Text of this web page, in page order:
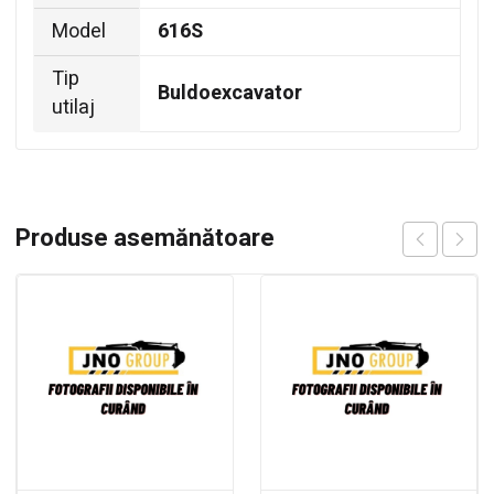
Model
616S
Tip
utilaj
Buldoexcavator
Produse asemănătoare